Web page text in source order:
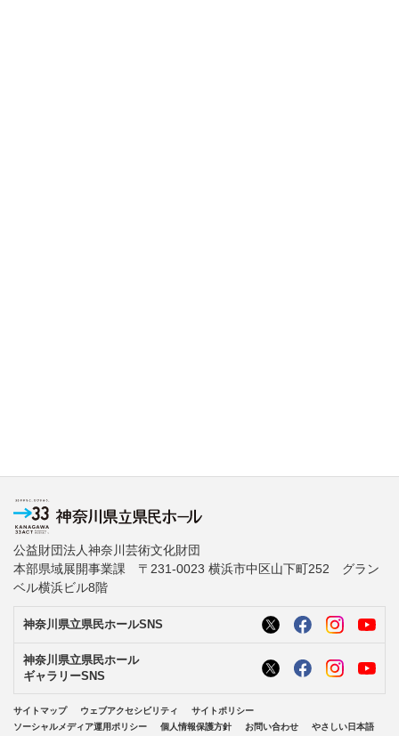
公益財団法人神奈川芸術文化財団
本部県域展開事業課 〒231-0023 横浜市中区山下町252 グラン
ベル横浜ビル8階
神奈川県立県民ホールSNS
神奈川県立県民ホール
ギャラリーSNS
サイトマップ ウェブアクセシビリティ
サイトポリシー
ソーシャルメディア運用ポリシー
個人情報保護方針 お問い合わせ やさしい日本語